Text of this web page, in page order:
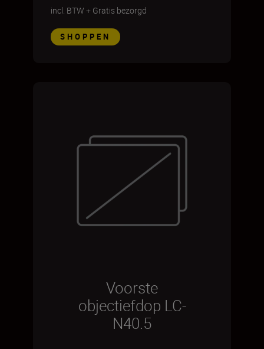
incl. BTW + Gratis bezorgd
SHOPPEN
Voorste
objectiefdop LC-
N40.5